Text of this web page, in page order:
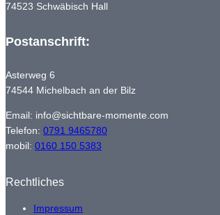
74523 Schwäbisch Hall
Postanschrift:
Asterweg 6
74544 Michelbach an der Bilz
Email: info@sichtbare-momente.com
Telefon: 0791 9465780
mobil: 0160 150 5383
Rechtliches
Impressum